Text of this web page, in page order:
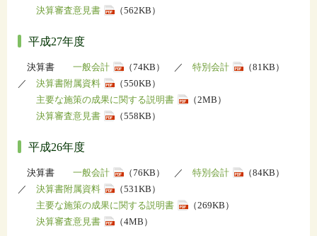
決算審査意見書
（562KB）
平成27年度
決算書 一般会計 （74KB） ／ 特別会計
（81KB）
／ 決算書附属資料
（550KB）
主要な施策の成果に関する説明書
（2MB）
決算審査意見書
（558KB）
平成26年度
決算書 一般会計 （76KB） ／ 特別会計
（84KB）
／ 決算書附属資料
（531KB）
主要な施策の成果に関する説明書
（269KB）
決算審査意見書
（4MB）